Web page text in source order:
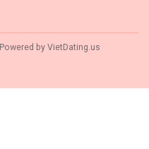
Powered by VietDating.us